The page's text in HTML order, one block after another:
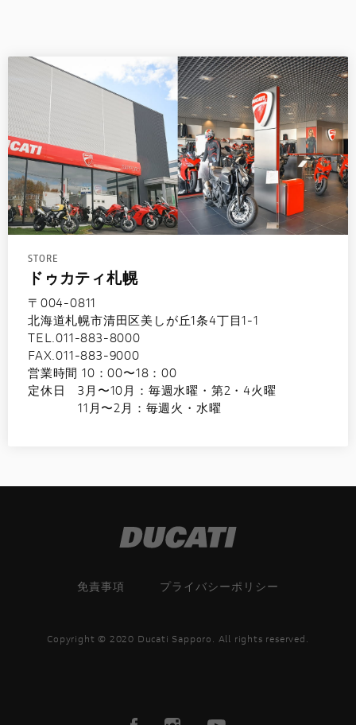
STORE
ドゥカティ札幌
〒004-0811
北海道札幌市清田区美しが丘1条4丁目1-1
TEL.011-883-8000
FAX.011-883-9000
営業時間 10：00〜18：00
定休日 3月〜10月：毎週水曜・第2・4火曜
11月〜2月：毎週火・水曜
免責事項 プライバシーポリシー
Copyright © 2020 Ducati Sapporo. All rights reserved.